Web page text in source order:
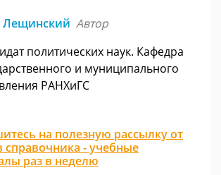
Лещинский Автор
политических наук. Кафедра
и муниципального
РАНХиГС
на полезную рассылку от
справочника - учебные
раз в неделю